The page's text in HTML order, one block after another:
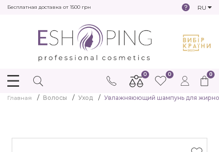
Бесплатная доставка от 1500 грн RU
0
0 0
Главная Волосы Уход Увлажняюющий шампунь для